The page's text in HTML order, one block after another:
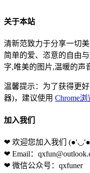
关于本站
清新范致力于分享一切
简单的爱、恣意的自由
字,唯美的图片,温暖的声
温馨提示：为了获得更
器)，建议使用 Chrome
加入我们
❤ 欢迎您加入我们
❤ Email：
❤ 微信公众号：qxfuner